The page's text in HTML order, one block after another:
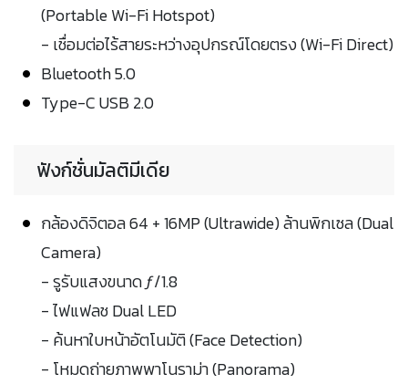
(Portable Wi-Fi Hotspot)
- เชื่อมต่อไร้สายระหว่างอุปกรณ์โดยตรง (Wi-Fi Direct)
Bluetooth 5.0
Type-C USB 2.0
ฟังก์ชั่นมัลติมีเดีย
กล้องดิจิตอล 64 + 16MP (Ultrawide) ล้านพิกเซล (Dual
Camera)
- รูรับแสงขนาด ƒ/1.8
- ไฟแฟลช Dual LED
- ค้นหาใบหน้าอัตโนมัติ (Face Detection)
- โหมดถ่ายภาพพาโนราม่า (Panorama)